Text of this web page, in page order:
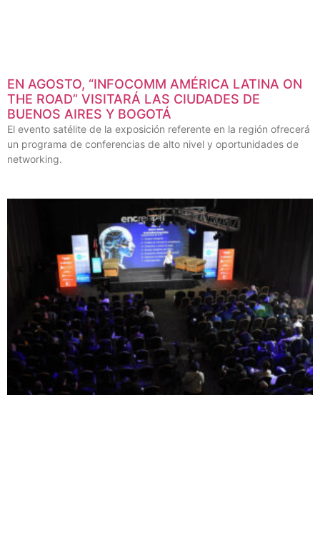
EN AGOSTO, “INFOCOMM AMÉRICA LATINA ON
THE ROAD” VISITARÁ LAS CIUDADES DE
BUENOS AIRES Y BOGOTÁ
El evento satélite de la exposición referente en la región ofrecerá
un programa de conferencias de alto nivel y oportunidades de
networking.